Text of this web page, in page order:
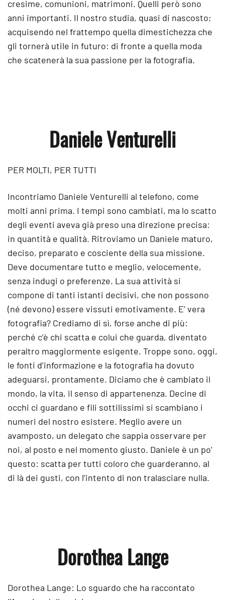
cresime, comunioni, matrimoni. Quelli però sono
anni importanti. Il nostro studia, quasi di nascosto;
acquisendo nel frattempo quella dimestichezza che
gli tornerà utile in futuro: di fronte a quella moda
che scatenerà la sua passione per la fotografia.
Daniele Venturelli
PER MOLTI, PER TUTTI
Incontriamo Daniele Venturelli al telefono, come
molti anni prima. I tempi sono cambiati, ma lo scatto
degli eventi aveva già preso una direzione precisa:
in quantità e qualità. Ritroviamo un Daniele maturo,
deciso, preparato e cosciente della sua missione.
Deve documentare tutto e meglio, velocemente,
senza indugi o preferenze. La sua attività si
compone di tanti istanti decisivi, che non possono
(né devono) essere vissuti emotivamente. E’ vera
fotografia? Crediamo di sì, forse anche di più:
perché c’è chi scatta e colui che guarda, diventato
peraltro maggiormente esigente. Troppe sono, oggi,
le fonti d’informazione e la fotografia ha dovuto
adeguarsi, prontamente. Diciamo che è cambiato il
mondo, la vita, il senso di appartenenza. Decine di
occhi ci guardano e fili sottilissimi si scambiano i
numeri del nostro esistere. Meglio avere un
avamposto, un delegato che sappia osservare per
noi, al posto e nel momento giusto. Daniele è un po’
questo: scatta per tutti coloro che guarderanno, al
di là dei gusti, con l’intento di non tralasciare nulla.
Dorothea Lange
Dorothea Lange: Lo sguardo che ha raccontato